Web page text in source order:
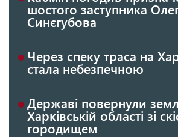
шостого заступника
Синєгубова
Через спеку траса на
стала небезпечною
Державі повернули
Харківській області зі
городищем